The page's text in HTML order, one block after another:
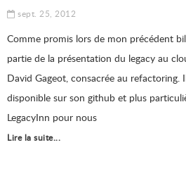
sept. 25, 2012
Comme promis lors de mon précédent
partie de la présentation du legacy au
David Gageot, consacrée au refactoring.
disponible sur son github et plus
LegacyInn pour nous
Lire la suite...